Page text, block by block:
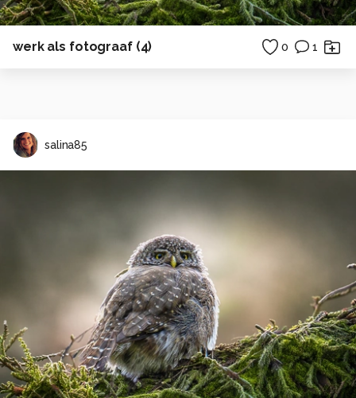
werk als fotograaf (4) 0 1
salina85